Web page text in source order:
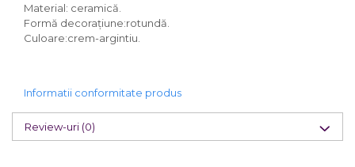
Material: ceramică.
Formă decorațiune:rotundă.
Culoare:crem-argintiu.
Informatii conformitate produs
Review-uri (0)